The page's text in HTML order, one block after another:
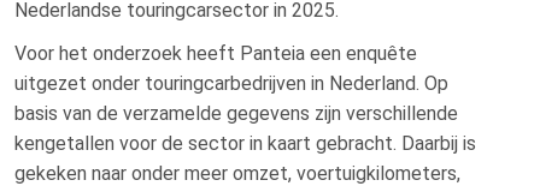
Nederlandse touringcarsector in 2025.
Voor het onderzoek heeft Panteia een enquête
uitgezet onder touringcarbedrijven in Nederland. Op
basis van de verzamelde gegevens zijn verschillende
kengetallen voor de sector in kaart gebracht. Daarbij is
gekeken naar onder meer omzet, voertuigkilometers,